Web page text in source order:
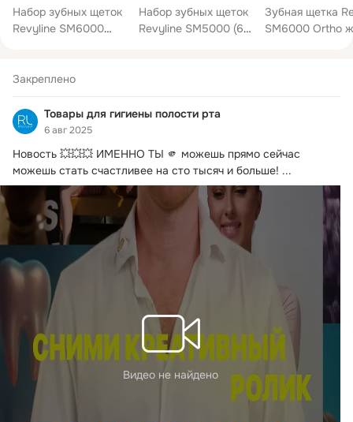
Набор зубных щеток
Revyline SM6000
75 г
Набор зубных щеток
Revyline SM5000 (6
Зубная щетка
SM6000 Ortho
Закреплено
Товары для гигиены полости рта
6 авг 2025
Новость 💥💥💥 ИМЕННО ТЫ 🫵 можешь прямо сейчас
можешь стать счастливее на сто тысяч и больше! ...
Видео не найдено